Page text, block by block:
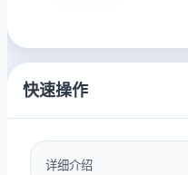
快速操作
详细介绍